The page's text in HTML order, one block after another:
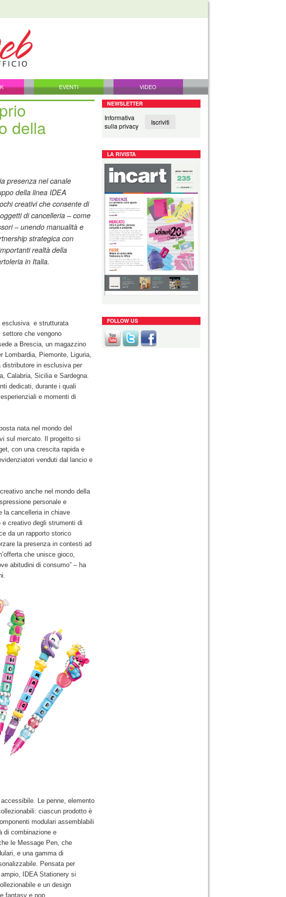
EVENTI VIDEO
della
presenza nel canale
della linea IDEA
creativi che consente di
di cancelleria – come
– unendo manualità e
strategica con
realtà della
in Italia.
esclusiva e strutturata
che vengono
a Brescia, un magazzino
Lombardia, Piemonte, Liguria,
in esclusiva per
Calabria, Sicilia e Sardegna.
dedicati, durante i quali
e momenti di
nata nel mondo del
sul mercato. Il progetto si
con una crescita rapida e
venduti dal lancio e
anche nel mondo della
personale e
la cancelleria in chiave
creativo degli strumenti di
da un rapporto storico
la presenza in contesti ad
che unisce gioco,
abitudini di consumo” – ha
Le penne, elemento
ciascun prodotto è
modulari assemblabili
di combinazione e
le Message Pen, che
e una gamma di
Pensata per
IDEA Stationery si
e un design
fantasy e pop.
NEWSLETTER
Informativa
sulla privacy
Iscriviti
LA RIVISTA
FOLLOW US